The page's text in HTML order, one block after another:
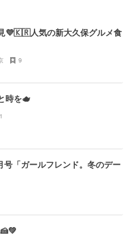
💜🇰🇷人気の新大久保グルメ食
9
時を🫖
1
「ガールフレンド。冬のデー